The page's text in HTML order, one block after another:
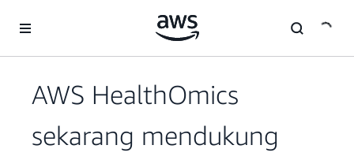
AWS HealthOmics
sekarang mendukung